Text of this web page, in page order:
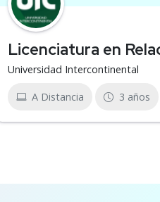
Licenciatura en
Universidad Intercontinental
A Distancia 3 años